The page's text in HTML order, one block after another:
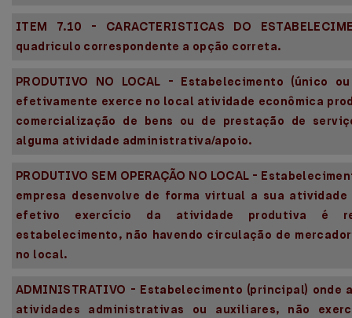
ITEM 7.10 - CARACTERISTICAS DO
quadriculo correspondente a opção correta.
PRODUTIVO NO LOCAL - Estabelecimento (único
efetivamente exerce no local atividade econômica
comercialização de bens ou de prestação de
alguma atividade administrativa/apoio.
PRODUTIVO SEM OPERAÇÃO NO LOCAL -
empresa desenvolve de forma virtual a sua
efetivo exercício da atividade produtiva é
estabelecimento, não havendo circulação de
no local.
ADMINISTRATIVO - Estabelecimento (principal) onde
atividades administrativas ou auxiliares, não